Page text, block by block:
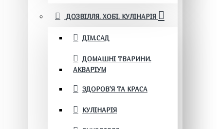
ДОЗВІЛЛЯ. ХОБІ. КУЛІНАРІЯ
ДІМ.САД
ДОМАШНІ ТВАРИНИ.
АКВАРІУМ
ЗДОРОВ'Я ТА КРАСА
КУЛІНАРІЯ